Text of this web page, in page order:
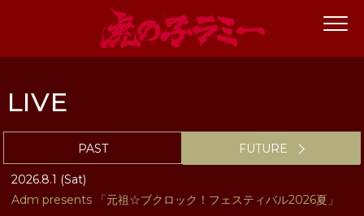
LIVE
PAST FUTURE
2026.8.1 (Sat)
Adm presents 「元祖☆ブクロック！フェスティバル2026夏」